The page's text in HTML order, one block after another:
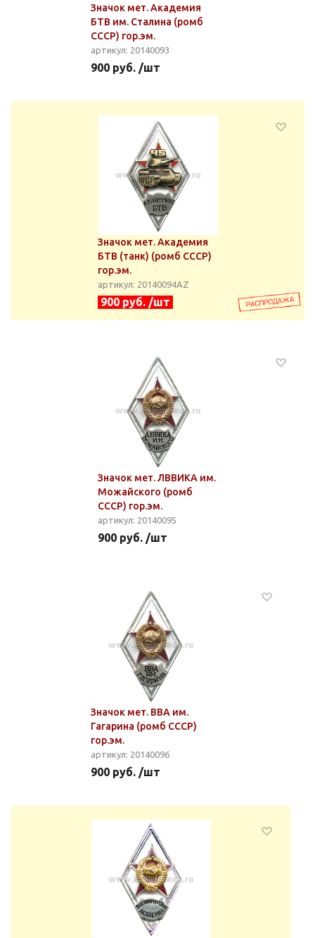
Значок мет. Академия
БТВ им. Сталина (ромб
СССР) гор.эм.
артикул: 20140093
900 руб. /шт
Значок мет. Академия
БТВ (танк) (ромб СССР)
гор.эм.
артикул: 20140094АZ
900 руб. /шт
Значок мет. ЛВВИКА им.
Можайского (ромб
СССР) гор.эм.
артикул: 20140095
900 руб. /шт
Значок мет. ВВА им.
Гагарина (ромб СССР)
гор.эм.
артикул: 20140096
900 руб. /шт